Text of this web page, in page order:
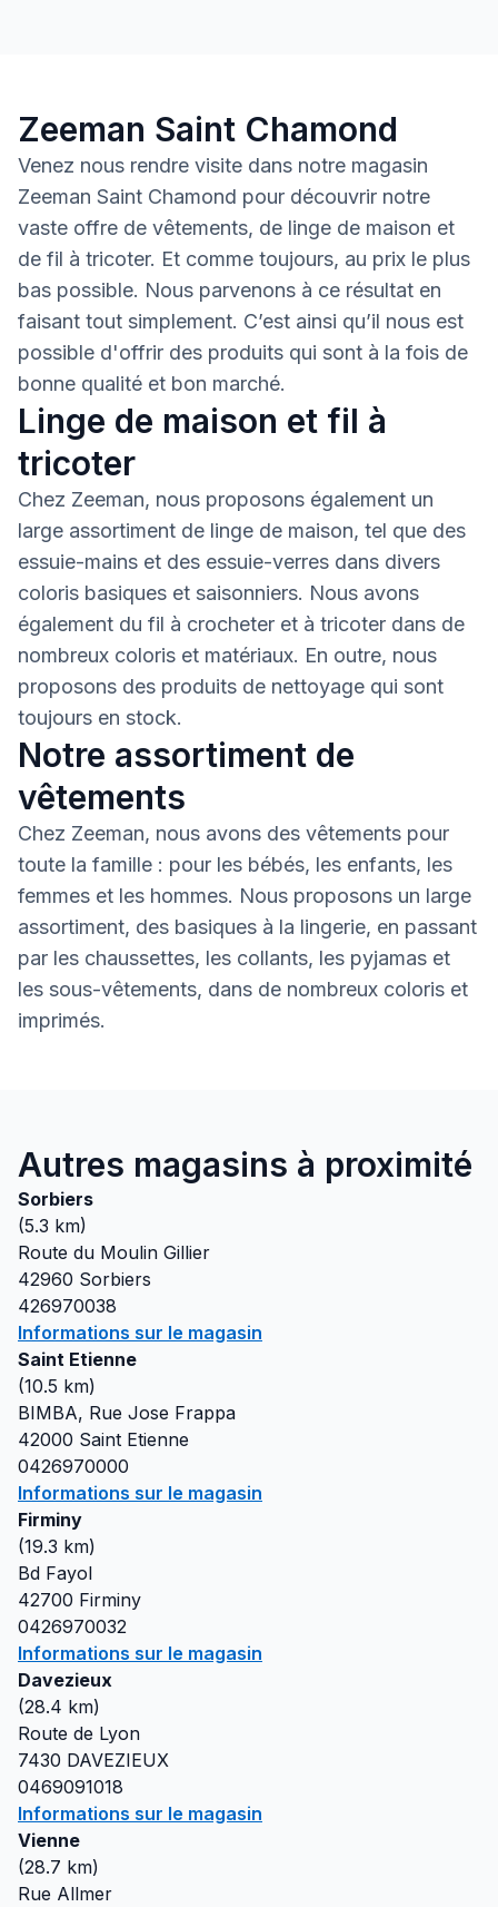
Zeeman Saint Chamond
Venez nous rendre visite dans notre magasin
Zeeman Saint Chamond pour découvrir notre
vaste offre de vêtements, de linge de maison et
de fil à tricoter. Et comme toujours, au prix le plus
bas possible. Nous parvenons à ce résultat en
faisant tout simplement. C’est ainsi qu’il nous est
possible d'offrir des produits qui sont à la fois de
bonne qualité et bon marché.
Linge de maison et fil à
tricoter
Chez Zeeman, nous proposons également un
large assortiment de linge de maison, tel que des
essuie-mains et des essuie-verres dans divers
coloris basiques et saisonniers. Nous avons
également du fil à crocheter et à tricoter dans de
nombreux coloris et matériaux. En outre, nous
proposons des produits de nettoyage qui sont
toujours en stock.
Notre assortiment de
vêtements
Chez Zeeman, nous avons des vêtements pour
toute la famille : pour les bébés, les enfants, les
femmes et les hommes. Nous proposons un large
assortiment, des basiques à la lingerie, en passant
par les chaussettes, les collants, les pyjamas et
les sous-vêtements, dans de nombreux coloris et
imprimés.
Autres magasins à proximité
Sorbiers
(5.3 km)
Route du Moulin Gillier
42960 Sorbiers
426970038
Informations sur le magasin
Saint Etienne
(10.5 km)
BIMBA, Rue Jose Frappa
42000 Saint Etienne
0426970000
Informations sur le magasin
Firminy
(19.3 km)
Bd Fayol
42700 Firminy
0426970032
Informations sur le magasin
Davezieux
(28.4 km)
Route de Lyon
7430 DAVEZIEUX
0469091018
Informations sur le magasin
Vienne
(28.7 km)
Rue Allmer